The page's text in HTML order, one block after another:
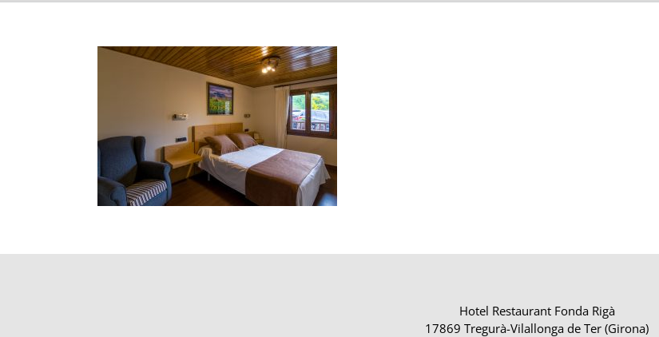
Hotel Restaurant Fonda Rigà
17869 Tregurà-Vilallonga de Ter (Girona)